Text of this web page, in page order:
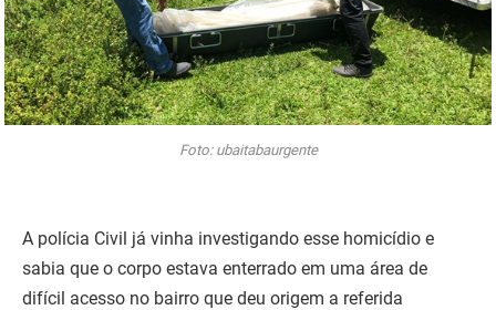
Foto: ubaitabaurgente
A polícia Civil já vinha investigando esse homicídio e
sabia que o corpo estava enterrado em uma área de
difícil acesso no bairro que deu origem a referida